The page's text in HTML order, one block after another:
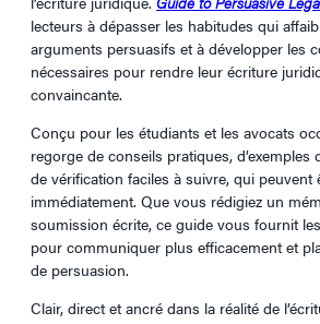
lecteurs à dépasser les habitudes qui
arguments persuasifs et à développer les
nécessaires pour rendre leur écriture
convaincante.
Conçu pour les étudiants et les avocats
regorge de conseils pratiques, d’exemples
de vérification faciles à suivre, qui peuvent
immédiatement. Que vous rédigiez un
soumission écrite, ce guide vous fournit
pour communiquer plus efficacement et
de persuasion.
Clair, direct et ancré dans la réalité de